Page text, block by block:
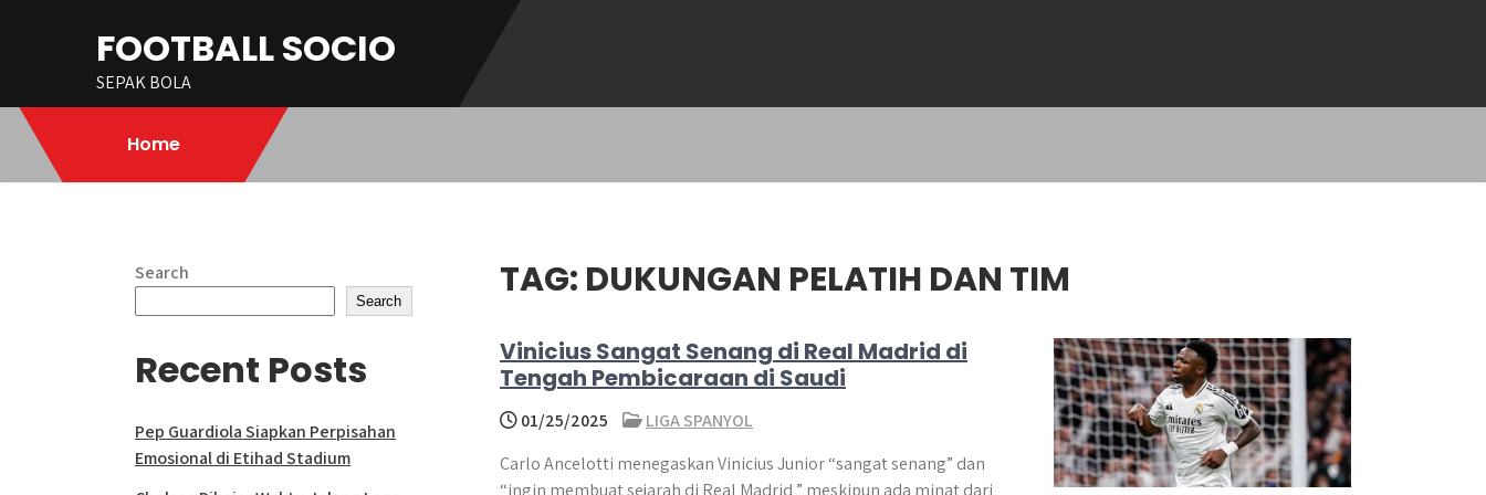
FOOTBALL SOCIO
SEPAK BOLA
Home
TAG: DUKUNGAN PELATIH DAN TIM
Vinicius Sangat Senang di Real Madrid di
Tengah Pembicaraan di Saudi
01/25/2025
LIGA SPANYOL
Carlo Ancelotti menegaskan Vinicius Junior “sangat senang” dan
“ingin membuat sejarah di Real Madrid ” meskipun ada minat dari
Search
Search
Recent Posts
Pep Guardiola Siapkan Perpisahan
Emosional di Etihad Stadium